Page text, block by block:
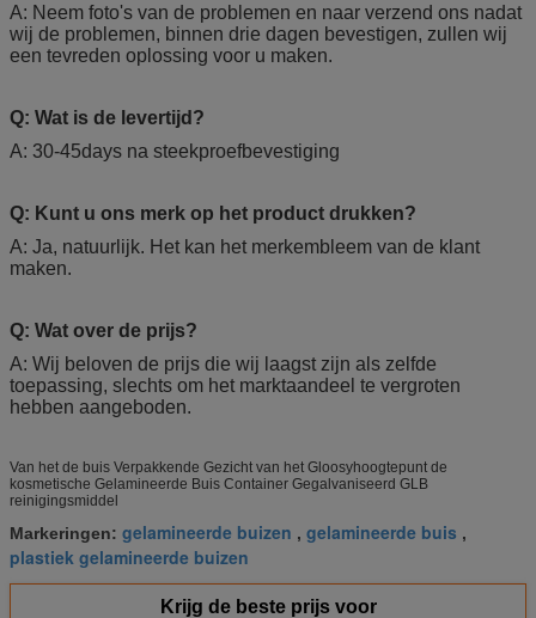
A: Neem foto's van de problemen en naar verzend ons nadat
wij de problemen, binnen drie dagen bevestigen, zullen wij
een tevreden oplossing voor u maken.
Q: Wat is de levertijd?
A: 30-45days na steekproefbevestiging
Q: Kunt u ons merk op het product drukken?
A: Ja, natuurlijk. Het kan het merkembleem van de klant
maken.
Q: Wat over de prijs?
A: Wij beloven de prijs die wij laagst zijn als zelfde
toepassing, slechts om het marktaandeel te vergroten
hebben aangeboden.
Van het de buis Verpakkende Gezicht van het Gloosyhoogtepunt de
kosmetische Gelamineerde Buis Container Gegalvaniseerd GLB
reinigingsmiddel
Markeringen: gelamineerde buizen , gelamineerde buis ,
plastiek gelamineerde buizen
Krijg de beste prijs voor